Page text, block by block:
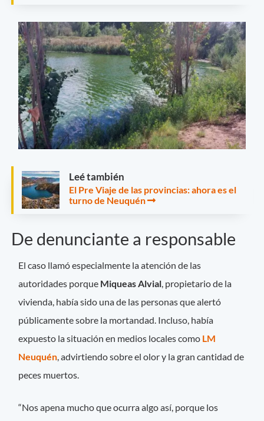
Leé también
El Pre Viaje de las provincias: ahora es el
turno de Neuquén
De denunciante a responsable
El caso llamó especialmente la atención de las
autoridades porque Miqueas Alvial , propietario de la
vivienda, había sido una de las personas que alertó
públicamente sobre la mortandad. Incluso, había
expuesto la situación en medios locales como LM
Neuquén , advirtiendo sobre el olor y la gran cantidad de
peces muertos.
“Nos apena mucho que ocurra algo así, porque los